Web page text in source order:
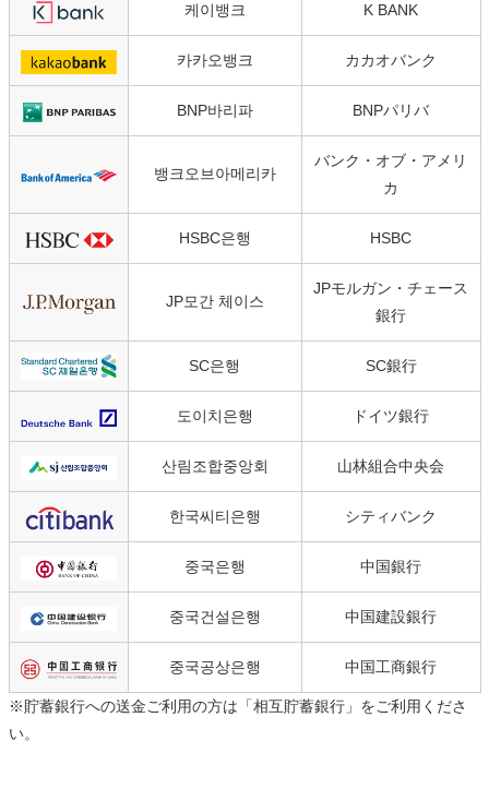
케이뱅크 K BANK
카카오뱅크 カカオバンク
BNP바리파 BNPパリバ
뱅크오브아메리카
バンク・オブ・アメリ
カ
HSBC은행 HSBC
JP모간 체이스
JPモルガン・チェース
銀行
SC은행 SC銀行
도이치은행 ドイツ銀行
산림조합중앙회 山林組合中央会
한국씨티은행 シティバンク
중국은행 中国銀行
중국건설은행 中国建設銀行
중국공상은행 中国工商銀行
※貯蓄銀行への送金ご利用の方は「相互貯蓄銀行」をご利用くださ
い。